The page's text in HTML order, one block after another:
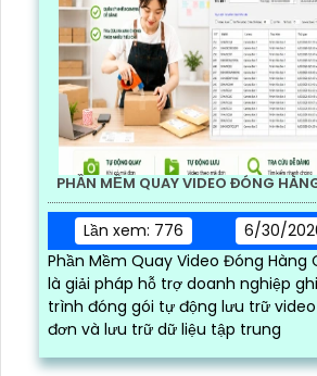
PHẦN MỀM QUAY VIDEO ĐÓNG
Lần xem: 776
6/30/
Phần Mềm Quay Video Đóng Hàng
là giải pháp hỗ trợ doanh nghiệp
trình đóng gói tự động lưu trữ
đơn và lưu trữ dữ liệu tập trung